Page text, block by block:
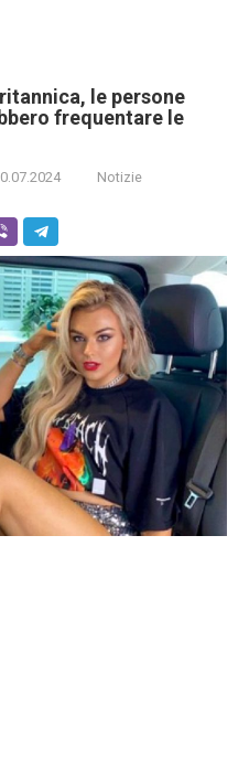
le persone
frequentare le
Notizie